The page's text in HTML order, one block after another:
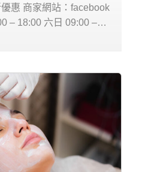
惠 商家網站：facebook
– 18:00 六日 09:00 –
馬來西亞